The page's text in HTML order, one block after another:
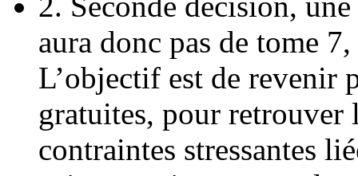
aura donc pas de tome
L’objectif est de revenir
gratuites, pour retrouver
contraintes stressantes